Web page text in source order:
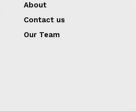
About
Contact us
Our Team